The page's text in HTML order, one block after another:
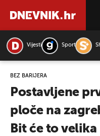
Vijesti Sport
BEZ BARIJERA
Postavljene
ploče na
Bit će to
PRETRAŽITE VIJESTI